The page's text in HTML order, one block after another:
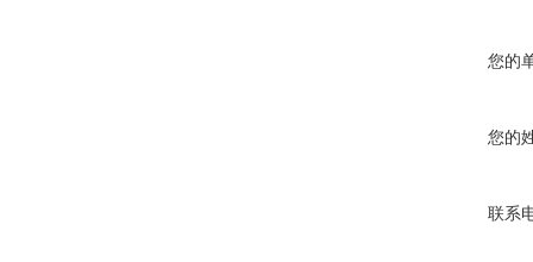
您的
您的
联系